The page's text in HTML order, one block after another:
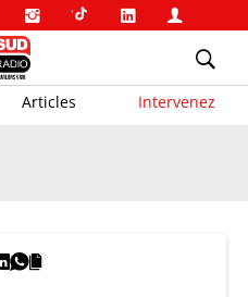
Articles Intervenez